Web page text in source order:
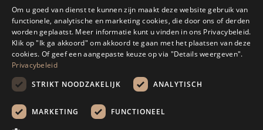
website mag zonder schriftelijke toestemming van Kranendonk B.V. worden
Om u goed van dienst te kunnen zijn maakt deze website gebruik van
functionele, analytische en marketing cookies, die door ons of derden
worden geplaatst. Meer informatie kunt u vinden in ons Privacybeleid.
Klik op "Ik ga akkoord" om akkoord te gaan met het plaatsen van deze
cookies. Of geef een aangepaste keuze op via "Details weergeven".
Privacybeleid
STRIKT NOODZAKELIJK
ANALYTISCH
MARKETING FUNCTIONEEL